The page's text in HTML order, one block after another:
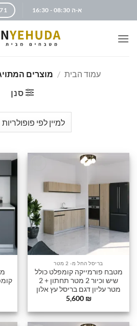
א-ה 08:30 - 16:30
עמוד הבית / מוצרים
סנן
שלי
בריסל החל מ- 2 מטר
מטבח פורמייקה קומפלט כולל
שיש וכיור 2 מטר תחתון + 2
מטר עליון דגם בריסל עץ אלון
5,600 ₪